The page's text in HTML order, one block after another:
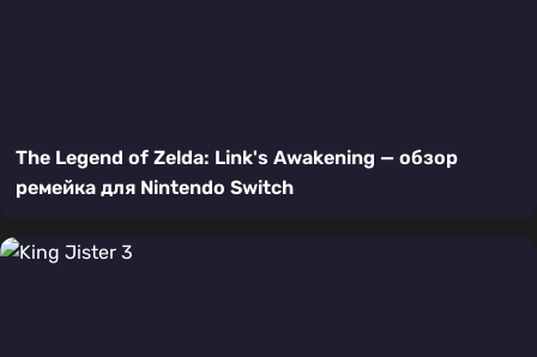
The Legend of Zelda: Link's Awakening — обзор
ремейка для Nintendo Switch